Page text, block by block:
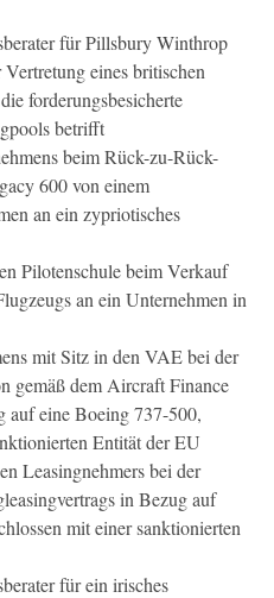
für Pillsbury Winthrop
eines britischen
forderungsbesicherte
betrifft
beim Rück-zu-Rück-
600 von einem
an ein zypriotisches
Pilotenschule beim Verkauf
an ein Unternehmen in
mit Sitz in den VAE bei der
gemäß dem Aircraft Finance
auf eine Boeing 737-500,
Entität der EU
Leasingnehmers bei der
in Bezug auf
mit einer sanktionierten
für ein irisches